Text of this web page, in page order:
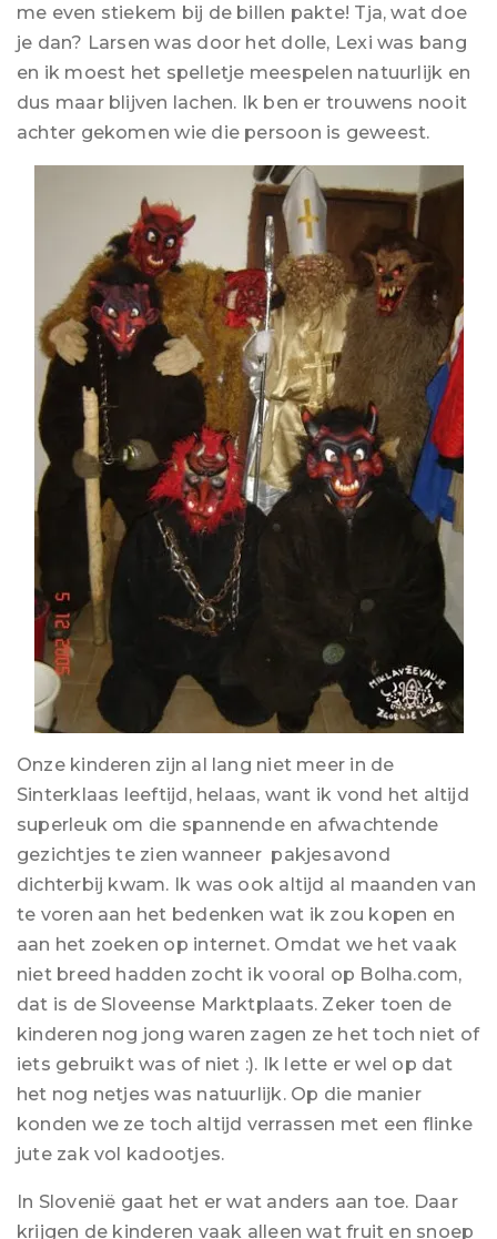
me even stiekem bij de billen pakte! Tja, wat doe
je dan? Larsen was door het dolle, Lexi was bang
en ik moest het spelletje meespelen natuurlijk en
dus maar blijven lachen. Ik ben er trouwens nooit
achter gekomen wie die persoon is geweest.
Onze kinderen zijn al lang niet meer in de
Sinterklaas leeftijd, helaas, want ik vond het altijd
superleuk om die spannende en afwachtende
gezichtjes te zien wanneer pakjesavond
dichterbij kwam. Ik was ook altijd al maanden van
te voren aan het bedenken wat ik zou kopen en
aan het zoeken op internet. Omdat we het vaak
niet breed hadden zocht ik vooral op Bolha.com,
dat is de Sloveense Marktplaats. Zeker toen de
kinderen nog jong waren zagen ze het toch niet of
iets gebruikt was of niet :). Ik lette er wel op dat
het nog netjes was natuurlijk. Op die manier
konden we ze toch altijd verrassen met een flinke
jute zak vol kadootjes.
In Slovenië gaat het er wat anders aan toe. Daar
krijgen de kinderen vaak alleen wat fruit en snoep